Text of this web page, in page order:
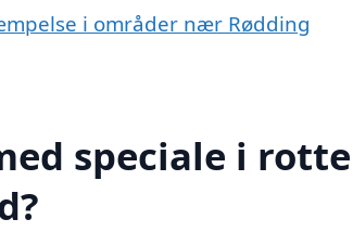
i områder nær Rødding
speciale i